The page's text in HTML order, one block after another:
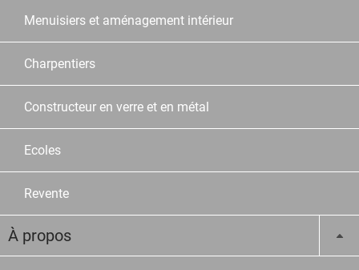
Menuisiers et aménagement intérieur
Charpentiers
Constructeur en verre et en métal
Ecoles
Revente
À propos